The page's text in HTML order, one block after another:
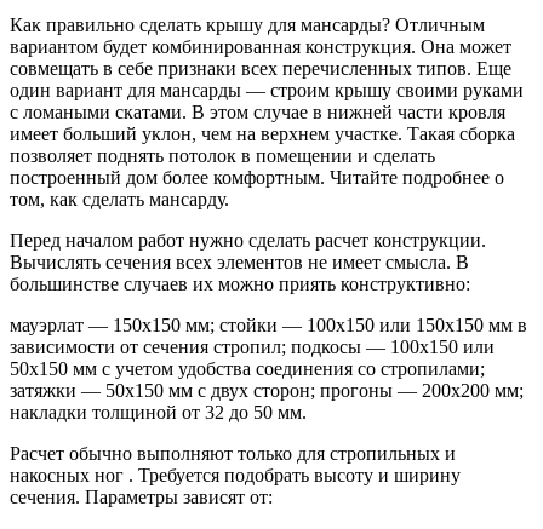
Как правильно сделать крышу для мансарды? Отличным
вариантом будет комбинированная конструкция. Она может
совмещать в себе признаки всех перечисленных типов. Еще
один вариант для мансарды — строим крышу своими руками
с ломаными скатами. В этом случае в нижней части кровля
имеет больший уклон, чем на верхнем участке. Такая сборка
позволяет поднять потолок в помещении и сделать
построенный дом более комфортным. Читайте подробнее о
том, как сделать мансарду.
Перед началом работ нужно сделать расчет конструкции.
Вычислять сечения всех элементов не имеет смысла. В
большинстве случаев их можно приять конструктивно:
мауэрлат — 150х150 мм; стойки — 100х150 или 150х150 мм в
зависимости от сечения стропил; подкосы — 100х150 или
50х150 мм с учетом удобства соединения со стропилами;
затяжки — 50х150 мм с двух сторон; прогоны — 200х200 мм;
накладки толщиной от 32 до 50 мм.
Расчет обычно выполняют только для стропильных и
накосных ног . Требуется подобрать высоту и ширину
сечения. Параметры зависят от: